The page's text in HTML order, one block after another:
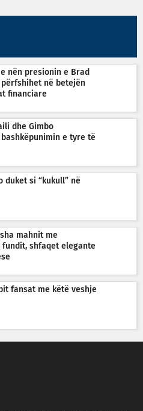
nën presionin e Brad
përfshihet në betejën
financiare
dhe Gimbo
e tyre të
duket si “kukull” në
mahnit me
fundit, shfaqet elegante
fansat me këtë veshje